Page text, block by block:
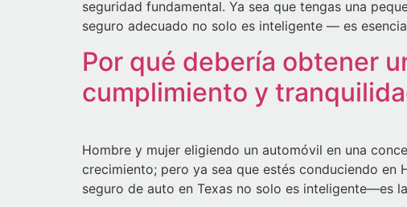
seguridad fundamental. Ya sea que tengas una
seguro adecuado no solo es inteligente — es
Por qué debería obtener
cumplimiento y
Hombre y mujer eligiendo un automóvil en una
crecimiento; pero ya sea que estés conduciendo
seguro de auto en Texas no solo es inteligente—es